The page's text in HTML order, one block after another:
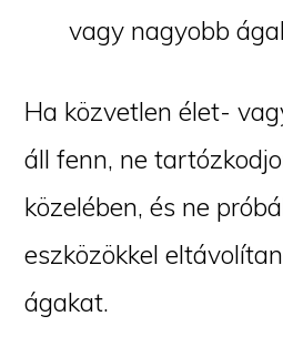
vagy nagyobb
Ha közvetlen élet-
áll fenn, ne
közelében, és ne
eszközökkel
ágakat.